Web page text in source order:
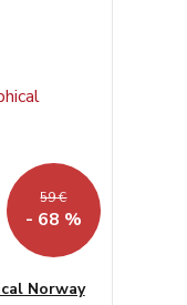
59 €
- 68 %
Norway